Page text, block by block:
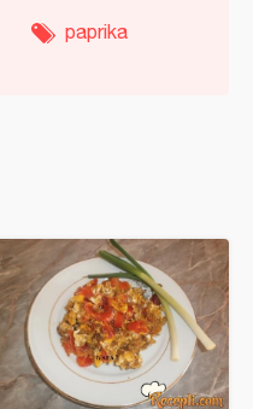
paprika